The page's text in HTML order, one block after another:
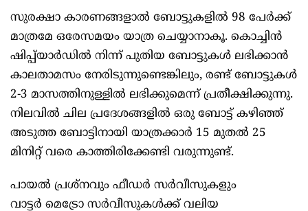
സുരക്ഷാ കാരണങ്ങളാൽ ബോട്ടുകളിൽ 98 പേർക്ക്
മാത്രമേ ഒരേസമയം യാത്ര ചെയ്യാനാകൂ. കൊച്ചിൻ
ഷിപ്പ്‌യാർഡിൽ നിന്ന് പുതിയ ബോട്ടുകൾ ലഭിക്കാൻ
കാലതാമസം നേരിടുന്നുണ്ടെങ്കിലും, രണ്ട് ബോട്ടുകൾ
2-3 മാസത്തിനുള്ളിൽ ലഭിക്കുമെന്ന് പ്രതീക്ഷിക്കുന്നു.
നിലവിൽ ചില പ്രദേശങ്ങളില്‍ ഒരു ബോട്ട് കഴിഞ്ഞ്
അടുത്ത ബോട്ടിനായി യാത്രക്കാർ 15 മുതൽ 25
മിനിറ്റ് വരെ കാത്തിരിക്കേണ്ടി വരുന്നുണ്ട്.
പായൽ പ്രശ്നവും ഫീഡർ സർവീസുകളും
വാട്ടർ മെട്രോ സർവീസുകൾക്ക് വലിയ